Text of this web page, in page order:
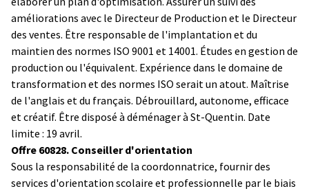
améliorations avec le Directeur de Production et le Directeur
des ventes. Être responsable de l'implantation et du
maintien des normes ISO 9001 et 14001. Études en gestion de
production ou l'équivalent. Expérience dans le domaine de
transformation et des normes ISO serait un atout. Maîtrise
de l'anglais et du français. Débrouillard, autonome, efficace
et créatif. Être disposé à déménager à St-Quentin. Date
limite : 19 avril.
Offre 60828. Conseiller d'orientation
Sous la responsabilité de la coordonnatrice, fournir des
services d'orientation scolaire et professionnelle par le biais